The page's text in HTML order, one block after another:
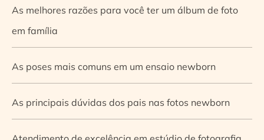
As melhores razões para você ter um álbum de foto
em família
As poses mais comuns em um ensaio newborn
As principais dúvidas dos pais nas fotos newborn